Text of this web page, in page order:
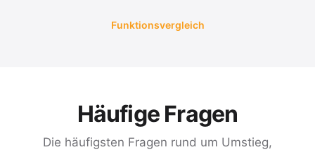
Funktionsvergleich
Häufige Fragen
Die häufigsten Fragen rund um Umstieg,